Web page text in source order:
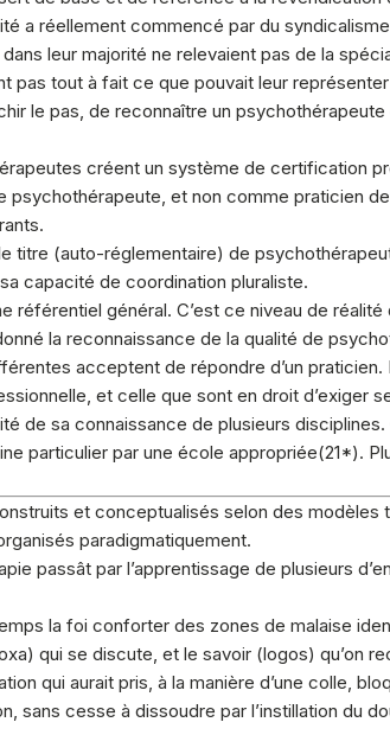
a réellement commencé par du
leur majorité ne relevaient pas de la
pas tout à fait ce que pouvait leur
le pas, de reconnaître un
créent un système de certification
et non comme praticien
(auto-réglementaire) de
capacité de coordination pluraliste.
général. C’est ce niveau de
la reconnaissance de la qualité de
acceptent de répondre d’un praticien.
et celle que sont en droit d’exiger
de sa connaissance de plusieurs
particulier par une école appropriée(21*).
et conceptualisés selon des modèles
paradigmatiquement.
passât par l’apprentissage de plusieurs
la foi conforter des zones de malaise
qui se discute, et le savoir (logos) qu’on
qui aurait pris, à la manière d’une colle,
cesse à dissoudre par l’instillation du